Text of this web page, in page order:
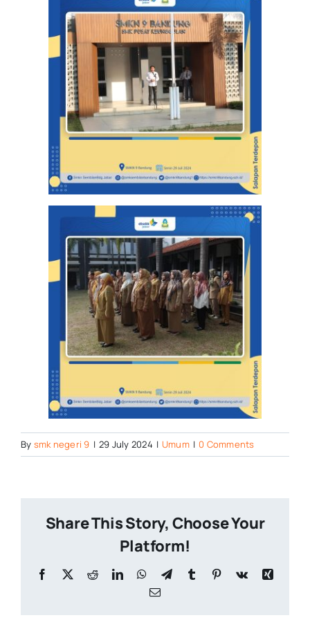
By smk negeri 9 | 29 July 2024 | Umum | 0 Comments
Share This Story, Choose Your
Platform!
Facebook
X RedditLinkedInWhatsApp
TelegramTumblr Pinterest
Vk
Xing
Email